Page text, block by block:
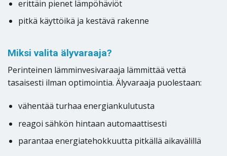
erittäin pienet lämpöhäviöt
pitkä käyttöikä ja kestävä rakenne
Miksi valita älyvaraaja?
Perinteinen lämminvesivaraaja lämmittää vettä
tasaisesti ilman optimointia. Älyvaraaja puolestaan:
vähentää turhaa energiankulutusta
reagoi sähkön hintaan automaattisesti
parantaa energiatehokkuutta pitkällä aikavälillä